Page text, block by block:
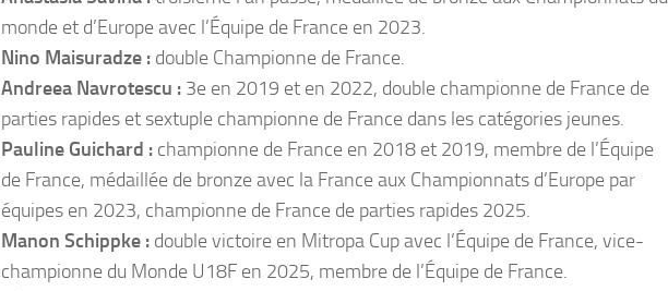
monde et d’Europe avec l’Équipe de France en 2023.
Nino Maisuradze : double Championne de France.
Andreea Navrotescu : 3e en 2019 et en 2022, double championne de France de
parties rapides et sextuple championne de France dans les catégories jeunes.
Pauline Guichard : championne de France en 2018 et 2019, membre de l’Équipe
de France, médaillée de bronze avec la France aux Championnats d’Europe par
équipes en 2023, championne de France de parties rapides 2025.
Manon Schippke : double victoire en Mitropa Cup avec l’Équipe de France, vice-
championne du Monde U18F en 2025, membre de l’Équipe de France.